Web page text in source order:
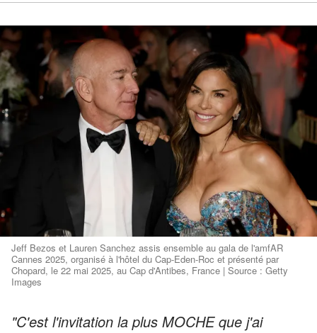
Jeff Bezos et Lauren Sanchez assis ensemble au gala de l'amfAR
Cannes 2025, organisé à l'hôtel du Cap-Eden-Roc et présenté par
Chopard, le 22 mai 2025, au Cap d'Antibes, France | Source : Getty
Images
"C'est l'invitation la plus MOCHE que j'ai